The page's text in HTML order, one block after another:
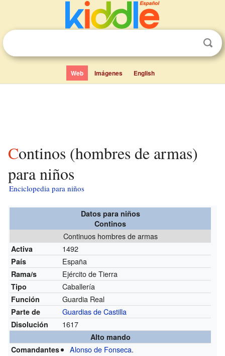
Web Imágenes English
Continos (hombres de armas)
para niños
Enciclopedia para niños
Datos para niños
Continos
Continuos hombres de armas
Activa 1492
País España
Rama/s Ejército de Tierra
Tipo Caballería
Función Guardia Real
Parte de Guardias de Castilla
Disolución 1617
Alto mando
Comandantes
Alonso de Fonseca.